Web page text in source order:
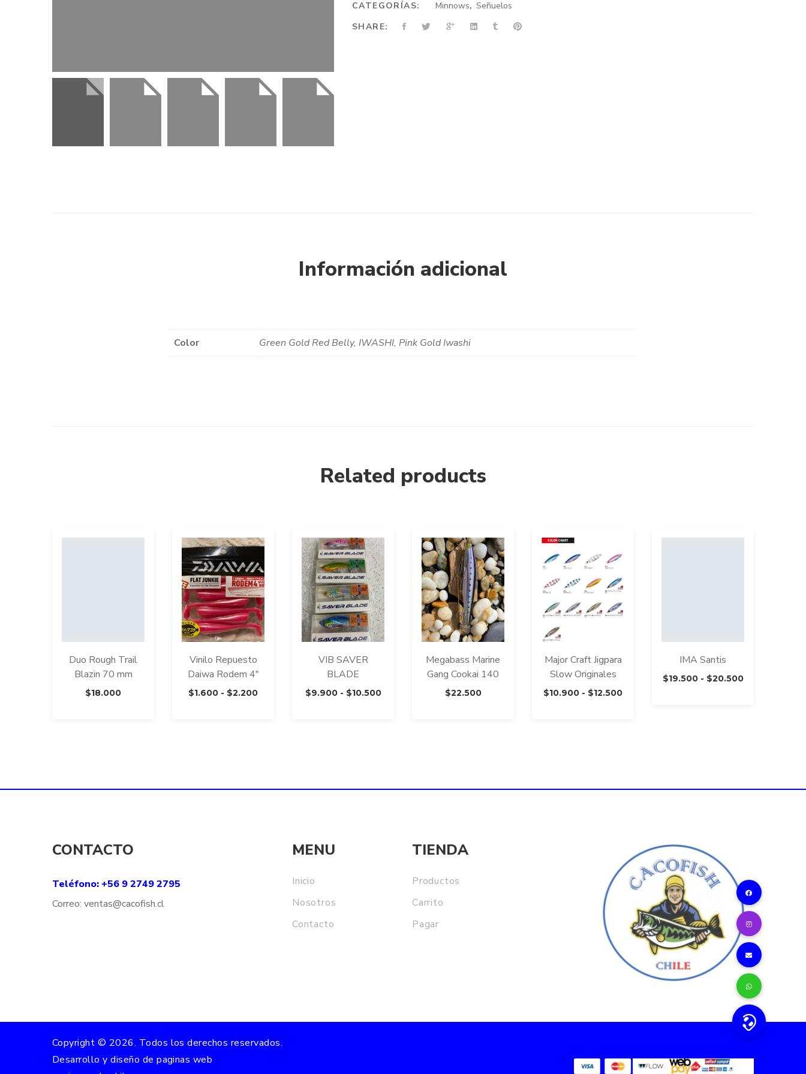
CATEGORÍAS: Minnows, Señuelos
SHARE:
Información adicional
Color Green Gold Red Belly, IWASHI, Pink Gold Iwashi
Related products
Duo Rough Trail
Blazin 70 mm
$18.000
Vinilo Repuesto
Daiwa Rodem 4″
$1.600 - $2.200Rango
VIB SAVER
BLADE
$9.900 - $10.500Rango
Megabass Marine
Gang Cookai 140
$22.500
Major Craft Jigpara
Slow Originales
$10.900 - $12.500Rango
IMA Santis
$19.500 - $20.500Rango
CONTACTO
Teléfono: +56 9 2749 2795
Correo: ventas@cacofish.cl
MENU
Inicio
Nosotros
Contacto
TIENDA
Productos
Carrito
Pagar
Copyright © 2026. Todos los derechos reservados.
Desarrollo y diseño de paginas web